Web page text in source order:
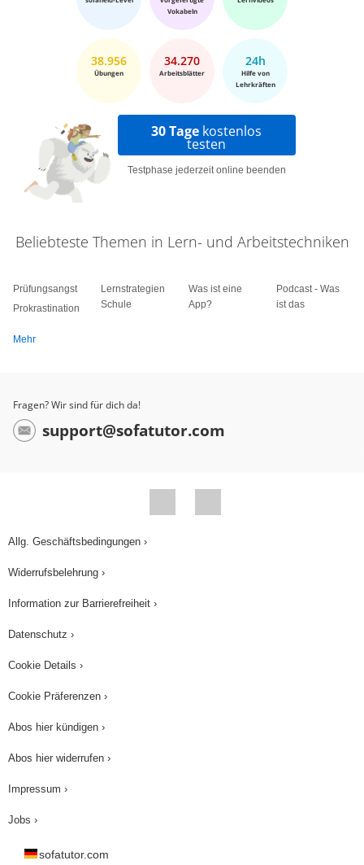
Vokabeln
38.956
Übungen
34.270
Arbeitsblätter
24h
Hilfe von
Lehrkräften
30 Tage kostenlos
testen
Testphase jederzeit online beenden
Beliebteste Themen in Lern- und Arbeitstechniken
Prüfungsangst
Prokrastination
Lernstrategien
Schule
Was ist eine
App?
Podcast - Was
ist das
Mehr
Fragen? Wir sind für dich da!
support@sofatutor.com
Allg. Geschäftsbedingungen ›
Widerrufsbelehrung ›
Information zur Barrierefreiheit ›
Datenschutz ›
Cookie Details ›
Cookie Präferenzen ›
Abos hier kündigen ›
Abos hier widerrufen ›
Impressum ›
Jobs ›
sofatutor.com